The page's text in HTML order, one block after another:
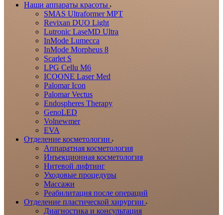
Наши аппараты красоты
SMAS Ultraformer MPT
Revixan DUO Light
Lutronic LaseMD Ultra
InMode Lumecca
InMode Morpheus 8
Scarlet S
LPG Cellu M6
ICOONE Laser Med
Palomar Icon
Palomar Vectus
Endospheres Therapy
GenoLED
Volnewmer
EVA
Отделение косметологии
Аппаратная косметология
Инъекционная косметология
Нитевой лифтинг
Уходовые процедуры
Массажи
Реабилитация после операций
Отделение пластической хирургии
Диагностика и консультация